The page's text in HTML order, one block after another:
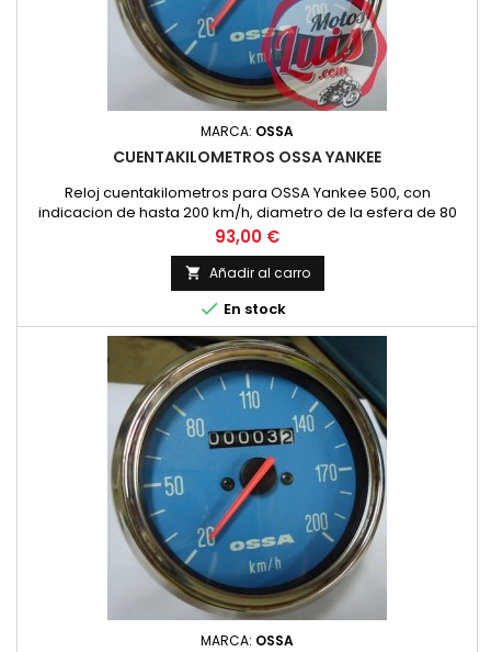
MARCA: OSSA
CUENTAKILOMETROS OSSA YANKEE
Reloj cuentakilometros para OSSA Yankee 500, con
indicacion de hasta 200 km/h, diametro de la esfera de 80
mm como el original y rosca inferior de paso 16/100, sin
parcial
Precio
93,00 €
 Añadir al carro
 En stock
MARCA: OSSA